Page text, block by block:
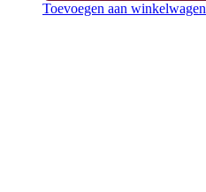
Toevoegen aan winkelwagen